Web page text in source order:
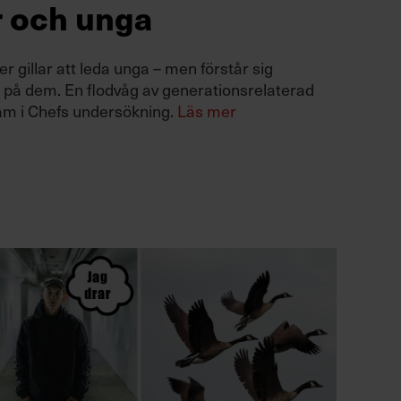
unga
gillar att leda unga – men förstår sig
dem. En flodvåg av generationsrelaterad
i Chefs undersökning. Läs mer